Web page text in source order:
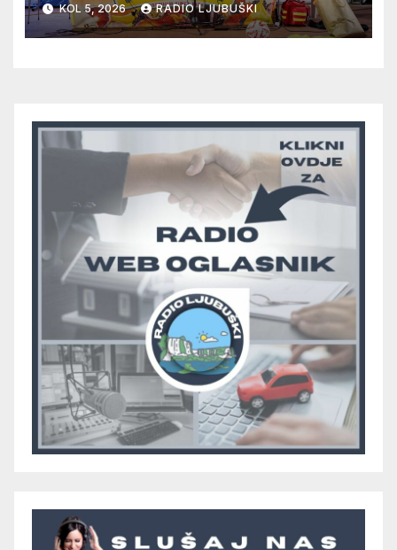
odlučiti o prvom mjestu u
skupini “A”, seniori Teskere
Grma “vratio u igru”
KOL 5, 2026 RADIO LJUBUŠKI